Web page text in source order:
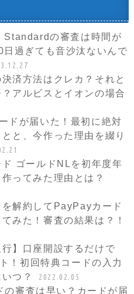
Standardの審査は時間が
日過ぎても音沙汰ないんで
済方法はクレカ？それと
アルビスとイオンの場合
ドが届いた！最初に絶対
と、今作った理由を綴り
ゴールドNLを初年度年
ってみた理由とは？
解約してPayPayカード
みた！審査の結果は？！
行】口座開設するだけで
！初回特典コードの入力
つ？
2022.02.05
審査は早い？カードが届